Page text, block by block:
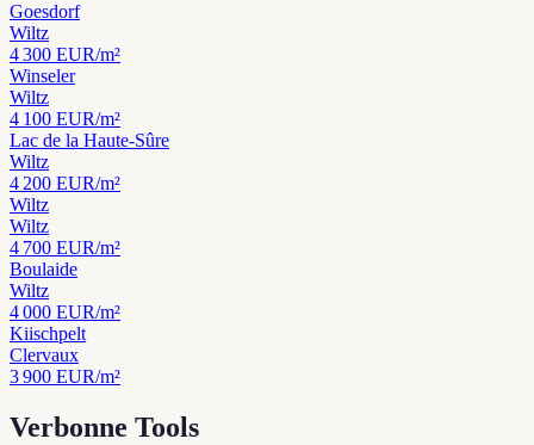
Goesdorf
Wiltz
4 300 EUR/m²
Winseler
Wiltz
4 100 EUR/m²
Lac de la Haute-Sûre
Wiltz
4 200 EUR/m²
Wiltz
Wiltz
4 700 EUR/m²
Boulaide
Wiltz
4 000 EUR/m²
Kiischpelt
Clervaux
3 900 EUR/m²
Verbonne Tools